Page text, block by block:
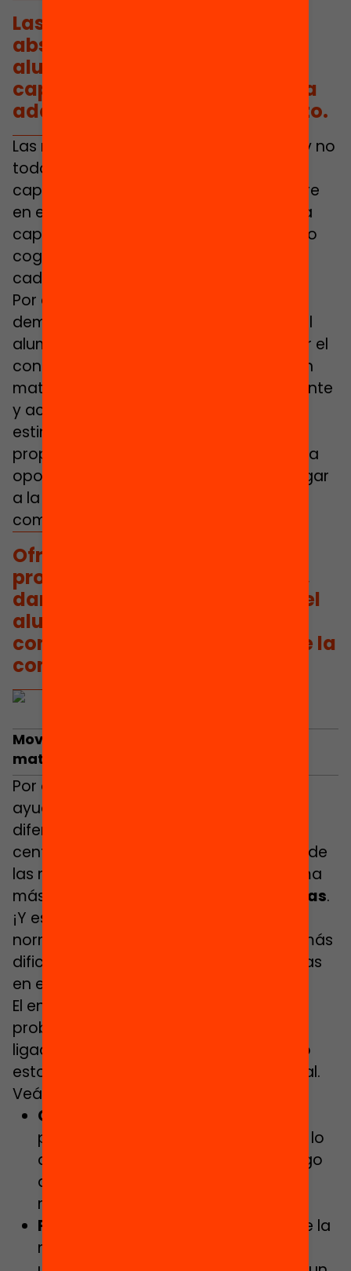
Las matemáticas son muy
abstractas y no todo el
alumnado tiene la misma
capacidad de abstracción ni la
adquiere en el mismo momento.
Las matemáticas son muy abstractas y no
todo el alumnado tiene la misma
capacidad de abstracción ni la adquiere
en el mismo momento, puesto que esta
capacidad está muy ligada al desarrollo
cognitivo y al momento madurativo de
cada persona.
Por eso es tan importante realizar
demostraciones matemáticas donde el
alumnado pueda tocar, manipular y ver el
concepto que estamos trabajando con
material adecuado, guiado por el docente
y acompañado de preguntas
estimulantes. Ofreciendo diferentes
propuestas y formas de hacer, damos la
oportunidad a todo el alumnado de llegar
a la comprensión y al desarrollo de la
competencia matemática.
Ofreciendo diferentes
propuestas y formas de hacer,
damos la oportunidad a todo el
alumnado de llegar a la
comprensión y al desarrollo de la
competencia matemática.
Moviendo fichas hacia el razonamiento
matemático
Por otra parte, los juegos de mesa nos
ayudan a desarrollar competencias de
diferentes asignaturas, pero si nos
centramos en los ejes competenciales de
las matemáticas, lo que vemos de forma
más clara es la
resolución de problemas.
¡Y esto es maravilloso, ya que
normalmente es donde encontramos más
dificultades trabajando las matemáticas
en el aula!
El entendimiento y la resolución de un
problema están siempre totalmente
ligados, pero en la práctica de un juego
esto se da de forma mucho más natural.
Veámoslo:
Comprensión
problema necesito entender qué es lo
que se me pide, para jugar a un juego
debo comprender su objetivo y sus
reglas.
Planteamiento de la resolución
de la
misma forma que necesito formular